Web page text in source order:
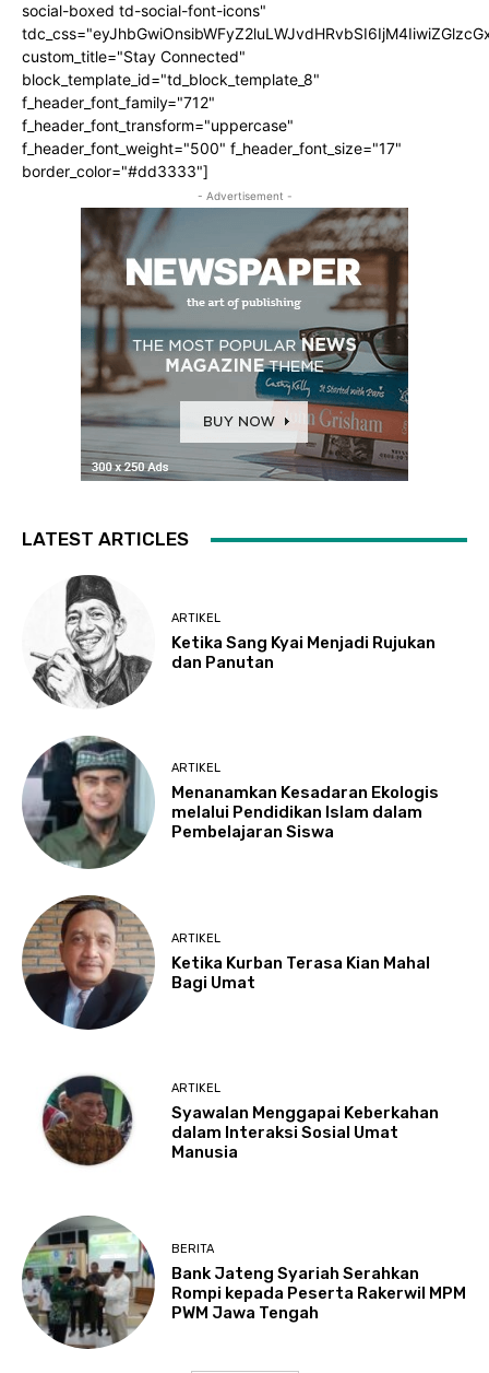
social-boxed td-social-font-icons"
custom_title="Stay Connected"
block_template_id="td_block_template_8"
f_header_font_family="712"
f_header_font_transform="uppercase"
f_header_font_weight="500" f_header_font_size="17"
border_color="#dd3333"]
- Advertisement -
LATEST ARTICLES
ARTIKEL
Ketika Sang Kyai Menjadi Rujukan
dan Panutan
ARTIKEL
Menanamkan Kesadaran Ekologis
melalui Pendidikan Islam dalam
Pembelajaran Siswa
ARTIKEL
Ketika Kurban Terasa Kian Mahal
Bagi Umat
ARTIKEL
Syawalan Menggapai Keberkahan
dalam Interaksi Sosial Umat
Manusia
BERITA
Bank Jateng Syariah Serahkan
Rompi kepada Peserta Rakerwil MPM
PWM Jawa Tengah